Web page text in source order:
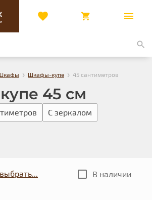
› Шкафы-купе › 45 сантиметров
45 см
С зеркалом
В наличии